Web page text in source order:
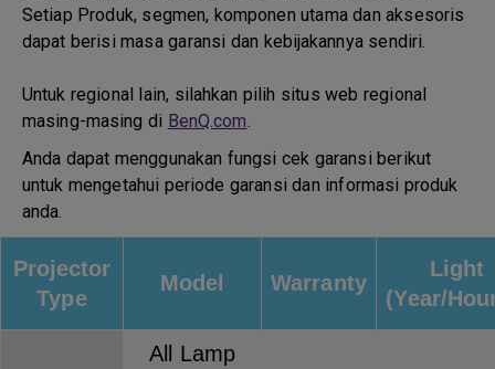
Setiap Produk, segmen, komponen utama dan aksesoris
dapat berisi masa garansi dan kebijakannya sendiri.
Untuk regional lain, silahkan pilih situs web regional
masing-masing di BenQ.com.
Anda dapat menggunakan fungsi cek garansi berikut
untuk mengetahui periode garansi dan informasi produk
anda.
Projector
Type
Model Warranty
Light
(Year/
All Lamp